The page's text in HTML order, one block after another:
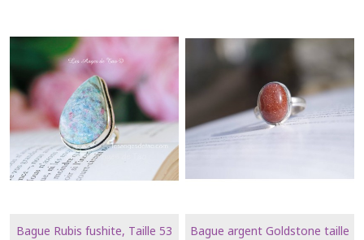
Bague Rubis fushite, Taille 53
Bague argent Goldstone taille